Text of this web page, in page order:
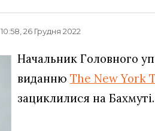
10:58, 26 Грудня 2022
Начальник Головного
виданню The New York
зациклилися на Бахмуті.